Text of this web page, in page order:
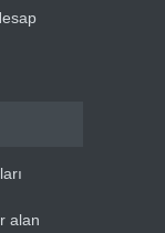
alan